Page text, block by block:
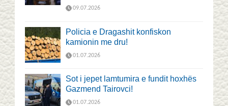
09.07.2026
Policia e Dragashit konfiskon
kamionin me dru!
01.07.2026
Sot i jepet lamtumira e fundit hoxhës
Gazmend Tairovci!
01.07.2026